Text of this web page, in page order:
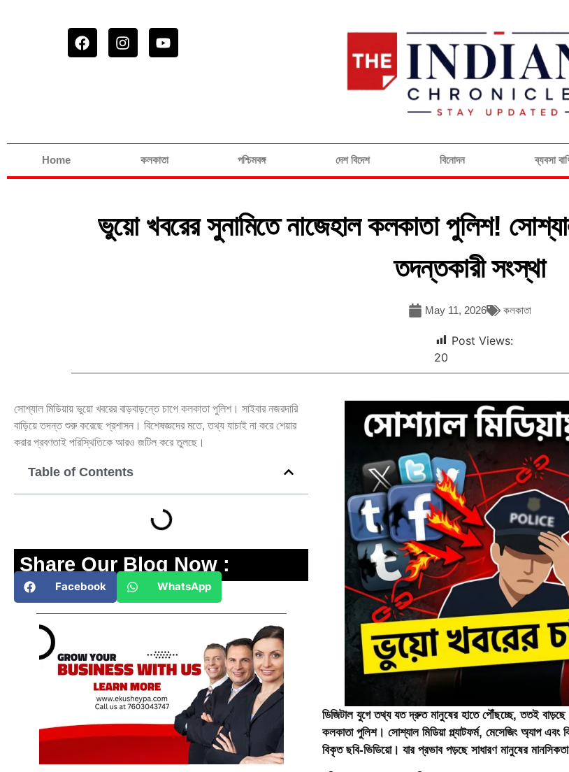
Home কলকাতা পশ্চিমবঙ্গ দেশ বিদেশ বিনোদন ব্যবসা
ভুয়ো খবরের সুনামিতে নাজেহাল কলকাতা পুলিশ!
তদন্তকারী সংস্থা
May 11, 2026 কলকাতা
Post Views:
20
সোশ্যাল মিডিয়ায় ভুয়ো খবরের বাড়বাড়ন্তে চাপে কলকাতা পুলিশ। সাইবার নজরদারি
বাড়িয়ে তদন্ত শুরু করেছে প্রশাসন। বিশেষজ্ঞদের মতে, তথ্য যাচাই না করে শেয়ার
করার প্রবণতাই পরিস্থিতিকে আরও জটিল করে তুলছে।
Table of Contents
Share Our Blog Now :
Facebook WhatsApp
ডিজিটাল যুগে তথ্য যত দ্রুত মানুষের হাতে পৌঁছচ্ছে, ততই
কলকাতা পুলিশ। সোশ্যাল মিডিয়া প্ল্যাটফর্ম, মেসেজিং অ্যাপ
বিকৃত ছবি-ভিডিয়ো। যার প্রভাব পড়ছে সাধারণ মানুষের